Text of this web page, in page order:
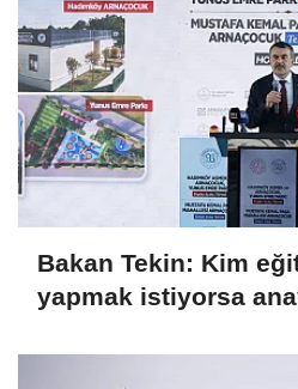
Bakan Tekin: Kim
yapmak istiyorsa